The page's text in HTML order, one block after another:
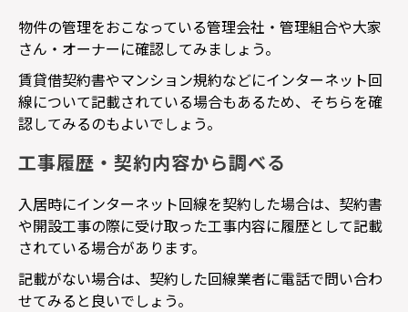
物件の管理をおこなっている管理会社・管理組合や大家
さん・オーナーに確認してみましょう。
賃貸借契約書やマンション規約などにインターネット回
線について記載されている場合もあるため、そちらを確
認してみるのもよいでしょう。
工事履歴・契約内容から調べる
入居時にインターネット回線を契約した場合は、契約書
や開設工事の際に受け取った工事内容に履歴として記載
されている場合があります。
記載がない場合は、契約した回線業者に電話で問い合わ
せてみると良いでしょう。